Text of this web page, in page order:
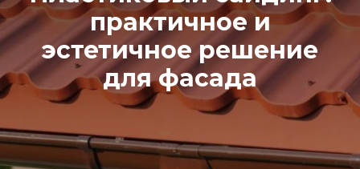
практичное и
эстетичное решение
для фасада